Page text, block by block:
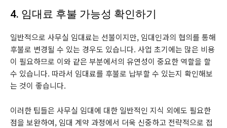
4. 임대료 후불 가능성 확인하기
일반적으로 사무실 임대료는 선불이지만, 임대인과의 협의를 통해
후불로 변경될 수 있는 경우도 있습니다. 사업 초기에는 많은 비용
이 필요하므로 이와 같은 부분에서의 유연성이 중요한 역할을 할
수 있습니다. 따라서 임대료를 후불로 납부할 수 있는지 확인해보
는 것이 좋습니다.
이러한 팁들은 사무실 임대에 대한 일반적인 지식 외에도 필요한
점을 보완하여, 임대 계약 과정에서 더욱 신중하고 전략적으로 접